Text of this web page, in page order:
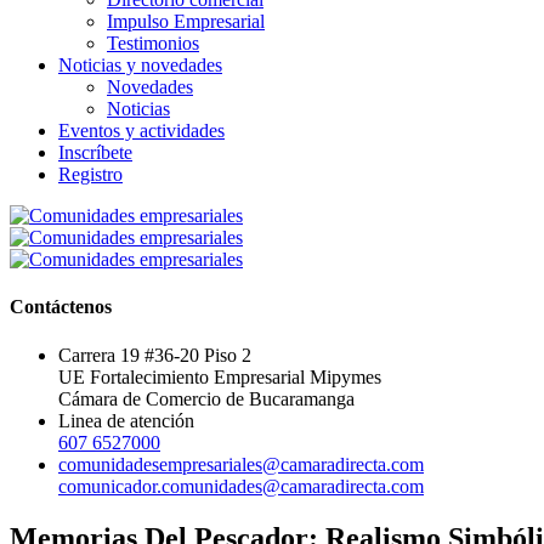
Impulso Empresarial
Testimonios
Noticias y novedades
Novedades
Noticias
Eventos y actividades
Inscríbete
Registro
Contáctenos
Carrera 19 #36-20 Piso 2
UE Fortalecimiento Empresarial Mipymes
Cámara de Comercio de Bucaramanga
Linea de atención
607 6527000
comunidadesempresariales@camaradirecta.com
comunicador.comunidades@camaradirecta.com
Memorias Del Pescador: Realismo